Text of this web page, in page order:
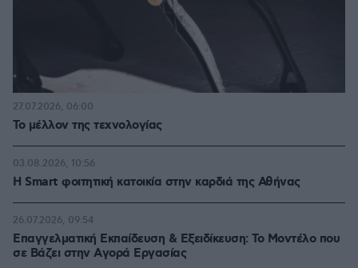
Το μέλλον της τεχνολογίας
27.07.2026, 06:00
Η Smart φοιτητική κατοικία στην καρδιά της Αθήνας
03.08.2026, 10:56
Επαγγελματική Εκπαίδευση & Εξειδίκευση: Το Mοντέλο που
σε Bάζει στην Aγορά Eργασίας
26.07.2026, 09:54